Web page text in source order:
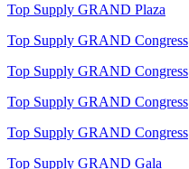
Top Supply GRAND Plaza
Top Supply GRAND Congress
Top Supply GRAND Congress
Top Supply GRAND Congress
Top Supply GRAND Congress
Top Supply GRAND Gala